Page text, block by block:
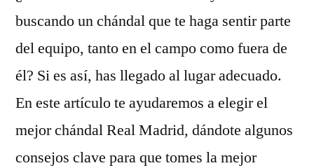
buscando un chándal que te haga sentir parte
del equipo, tanto en el campo como fuera de
él? Si es así, has llegado al lugar adecuado.
En este artículo te ayudaremos a elegir el
mejor chándal Real Madrid, dándote algunos
consejos clave para que tomes la mejor